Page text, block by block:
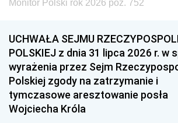
Monitor Polski rok 2026 poz. 752
UCHWAŁA SEJMU
POLSKIEJ z dnia 31 lipca 2026 r. w
wyrażenia przez Sejm
Polskiej zgody na zatrzymanie i
tymczasowe aresztowanie posła
Wojciecha Króla